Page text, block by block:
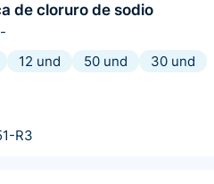
de cloruro de sodio
-
12 und 50 und
30 und
R3